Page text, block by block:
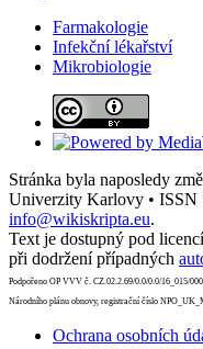
Farmakologie
Infekční lékařství
Mikrobiologie
Stránka byla naposledy
Univerzity Karlovy • ISSN
info@wikiskripta.eu.
Text je dostupný pod
při dodržení případných
Podpořeno OP VVV č. CZ.02.2.69/0.0/0.0/16_015/
Národního plánu obnovy, registrační číslo
Ochrana osobních